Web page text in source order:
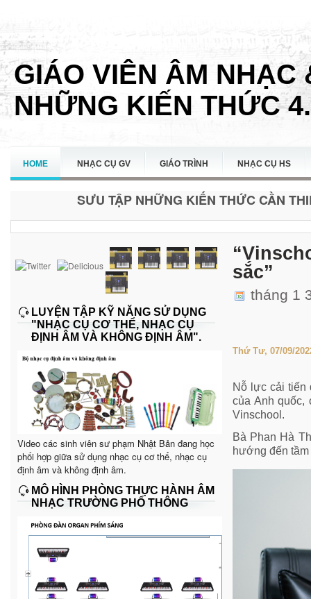
GIÁO VIÊN ÂM NHẠC
NHỮNG KIẾN THỨC
HOME NHẠC CỤ GV GIÁO TRÌNH NHẠC CỤ HS
SƯU TẬP NHỮNG KIẾN THỨC CẦN
LUYỆN TẬP KỸ NĂNG SỬ DỤNG
"NHẠC CỤ CƠ THỂ, NHẠC CỤ
ĐỊNH ÂM VÀ KHÔNG ĐỊNH ÂM".
Video các sinh viên sư phạm Nhật Bản đang học
phối hợp giữa sử dụng nhạc cụ cơ thể, nhạc cụ
định âm và không định âm.
MÔ HÌNH PHÒNG THỰC HÀNH ÂM
NHẠC TRƯỜNG PHỔ THÔNG
sắc”
tháng 1
Thứ Tư, 07/09/
Nỗ lực cải tiến
của Anh
Vinschool.
Bà Phan Hà
hướng đến